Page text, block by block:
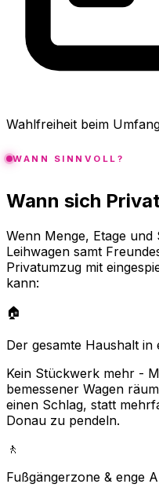
Wahlfreiheit beim
WANN SINNVOLL?
Wann sich
Wenn Menge, Etage und
Leihwagen samt
Privatumzug mit
kann:
🏠
Der gesamte Haushalt in
Kein Stückwerk mehr -
bemessener Wagen
einen Schlag, statt
Donau zu pendeln.
🚶
Fußgängerzone & enge